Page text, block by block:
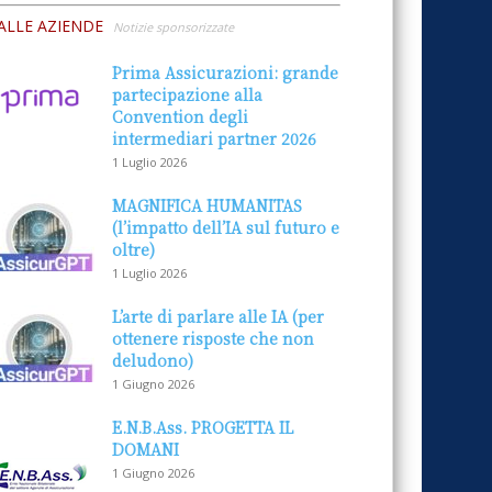
AZIENDE Notizie sponsorizzate
Prima Assicurazioni: grande
partecipazione alla
Convention degli
intermediari partner 2026
1 Luglio 2026
MAGNIFICA HUMANITAS
(l’impatto dell’IA sul futuro e
oltre)
1 Luglio 2026
L’arte di parlare alle IA (per
ottenere risposte che non
deludono)
1 Giugno 2026
E.N.B.Ass. PROGETTA IL
DOMANI
1 Giugno 2026